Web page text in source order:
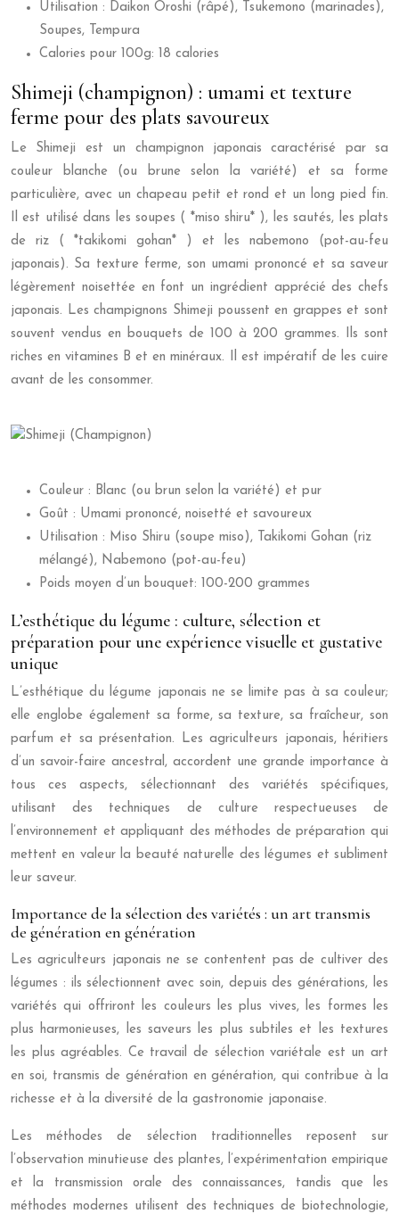
Utilisation : Daikon Oroshi (râpé), Tsukemono (marinades),
Soupes, Tempura
Calories pour 100g: 18 calories
Shimeji (champignon) : umami et texture
ferme pour des plats savoureux
Le Shimeji est un champignon japonais caractérisé par sa
couleur blanche (ou brune selon la variété) et sa forme
particulière, avec un chapeau petit et rond et un long pied fin.
Il est utilisé dans les soupes ( *miso shiru* ), les sautés, les plats
de riz ( *takikomi gohan* ) et les nabemono (pot-au-feu
japonais). Sa texture ferme, son umami prononcé et sa saveur
légèrement noisettée en font un ingrédient apprécié des chefs
japonais. Les champignons Shimeji poussent en grappes et sont
souvent vendus en bouquets de 100 à 200 grammes. Ils sont
riches en vitamines B et en minéraux. Il est impératif de les cuire
avant de les consommer.
Couleur : Blanc (ou brun selon la variété) et pur
Goût : Umami prononcé, noisetté et savoureux
Utilisation : Miso Shiru (soupe miso), Takikomi Gohan (riz
mélangé), Nabemono (pot-au-feu)
Poids moyen d’un bouquet: 100-200 grammes
L’esthétique du légume : culture, sélection et
préparation pour une expérience visuelle et gustative
unique
L’esthétique du légume japonais ne se limite pas à sa couleur;
elle englobe également sa forme, sa texture, sa fraîcheur, son
parfum et sa présentation. Les agriculteurs japonais, héritiers
d’un savoir-faire ancestral, accordent une grande importance à
tous ces aspects, sélectionnant des variétés spécifiques,
utilisant des techniques de culture respectueuses de
l’environnement et appliquant des méthodes de préparation qui
mettent en valeur la beauté naturelle des légumes et subliment
leur saveur.
Importance de la sélection des variétés : un art transmis
de génération en génération
Les agriculteurs japonais ne se contentent pas de cultiver des
légumes : ils sélectionnent avec soin, depuis des générations, les
variétés qui offriront les couleurs les plus vives, les formes les
plus harmonieuses, les saveurs les plus subtiles et les textures
les plus agréables. Ce travail de sélection variétale est un art
en soi, transmis de génération en génération, qui contribue à la
richesse et à la diversité de la gastronomie japonaise.
Les méthodes de sélection traditionnelles reposent sur
l’observation minutieuse des plantes, l’expérimentation empirique
et la transmission orale des connaissances, tandis que les
méthodes modernes utilisent des techniques de biotechnologie,